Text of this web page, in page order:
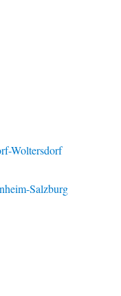
Woltersdorf
Salzburg